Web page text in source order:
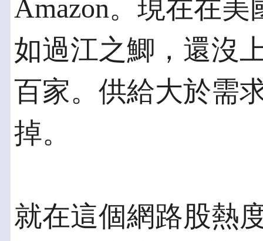
Amazon。現在在
如過江之鯽，還沒
百家。供給大於需
掉。
就在這個網路股熱